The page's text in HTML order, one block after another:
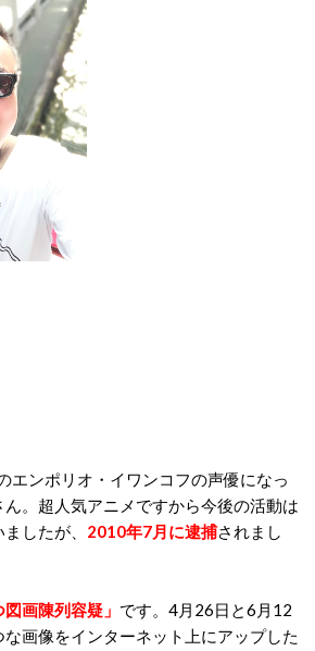
エンポリオ・イワンコフの声優になっ
。超人気アニメですから今後の活動は
したが、 2010年7月に逮捕されまし
画陳列容疑」 です。4月26日と6月12
画像をインターネット上にアップした